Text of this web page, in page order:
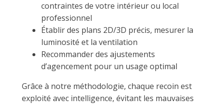
contraintes de votre intérieur ou local
professionnel
Établir des plans 2D/3D précis, mesurer la
luminosité et la ventilation
Recommander des ajustements
d’agencement pour un usage optimal
Grâce à notre méthodologie, chaque recoin est
exploité avec intelligence, évitant les mauvaises